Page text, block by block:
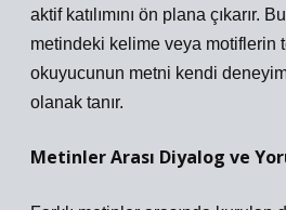
aktif katılımını ön plana çıkarır.
metindeki kelime veya motiflerin
okuyucunun metni kendi
olanak tanır.
Metinler Arası Diyalog ve